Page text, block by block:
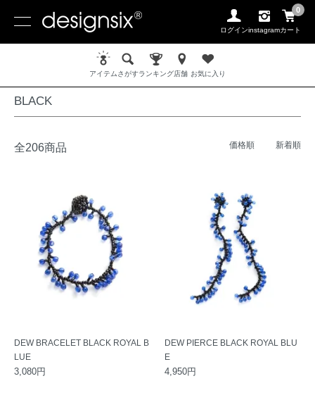
ログインinstagram
0
カート
アイテムさがすランキング店舗 お気に入り
BLACK
BLACK
全206商品 価格順 新着順
DEW BRACELET BLACK ROYAL B
LUE
3,080円
DEW PIERCE BLACK ROYAL BLU
E
4,950円